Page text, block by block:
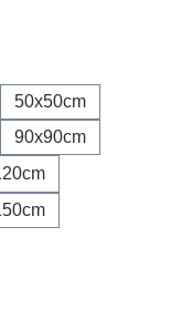
50x50cm
90x90cm